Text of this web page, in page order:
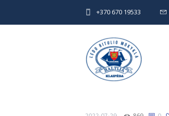
+370 670 19533